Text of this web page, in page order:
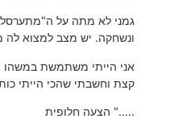
גמני לא מתה על
ונשחקה. יש מצב למצוא לה
אני הייתי משתמשת
קצת וחשבתי שהכי הייתי
….." הצעה חלופית